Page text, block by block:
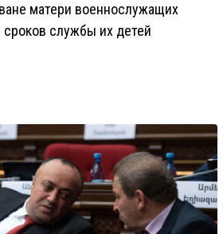
матери военнослужащих
службы их детей